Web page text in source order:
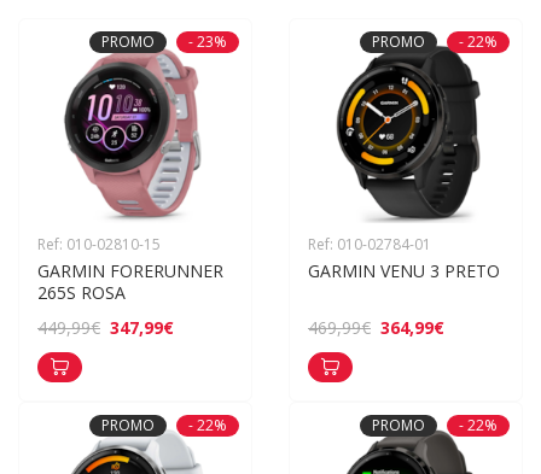
PROMO - 23%
Ref: 010-02810-15
GARMIN FORERUNNER
265S ROSA
449,99€ 347,99€
PROMO - 22%
Ref: 010-02784-01
GARMIN VENU 3 PRETO
469,99€ 364,99€
PROMO - 22% PROMO - 22%